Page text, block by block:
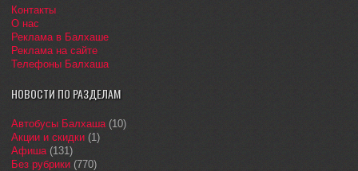
Контакты
О нас
Реклама в Балхаше
Реклама на сайте
Телефоны Балхаша
НОВОСТИ ПО РАЗДЕЛАМ
Автобусы Балхаша(10)
Акции и скидки (1)
Афиша(131)
Без рубрики (770)